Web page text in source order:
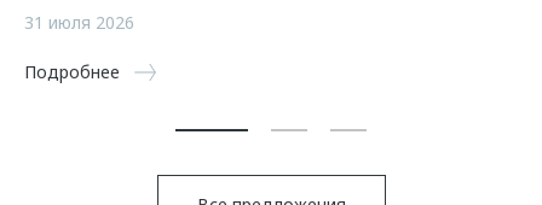
31 июля 2026
Подробнее